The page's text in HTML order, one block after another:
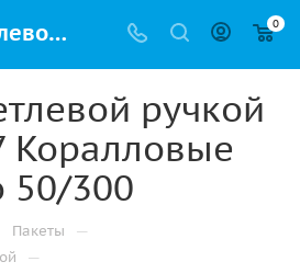
Пакет с петлевой ручкой (38х40)-37 Коралловые розы Тико 50/300 купить в Ижевске с доставкой оптом и в розницу 0
ручкой
Коралловые
50/300
Пакеты —
—